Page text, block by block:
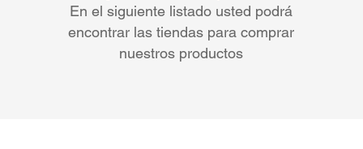
En el siguiente listado usted podrá
encontrar las tiendas para comprar
nuestros productos